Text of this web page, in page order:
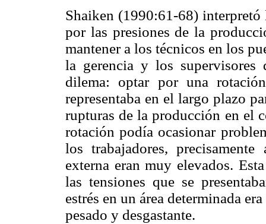
Shaiken (1990:61-68)
por las presiones de la
mantener a los técnicos en los
la gerencia y los
dilema: optar por una
representaba en el largo plazo
rupturas de la producción en el
rotación podía ocasionar
los trabajadores,
externa eran muy elevados.
las tensiones que se
estrés en un área determinada
pesado y desgastante.